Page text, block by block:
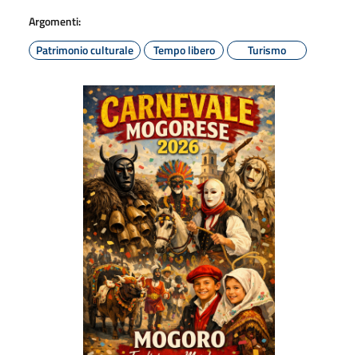
Argomenti:
Patrimonio culturale
Tempo libero Turismo